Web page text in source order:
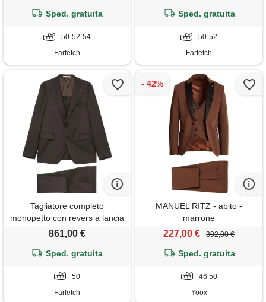
Sped. gratuita
50-52-54
Farfetch
Sped. gratuita
50-52
Farfetch
Tagliatore completo
monopetto con revers a lancia
- marrone
861,00 €
Sped. gratuita
50
Farfetch
MANUEL RITZ - abito -
marrone
227,00 € 392,00 €
Sped. gratuita
46 50
Yoox